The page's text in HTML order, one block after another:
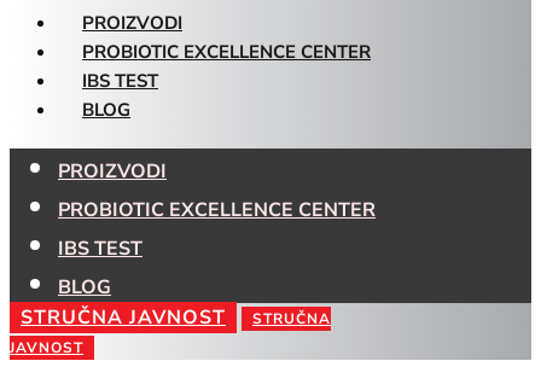
PROIZVODI
PROBIOTIC EXCELLENCE CENTER
IBS TEST
BLOG
PROIZVODI
PROBIOTIC EXCELLENCE CENTER
IBS TEST
BLOG
STRUČNA JAVNOST
STRUČNA
JAVNOST